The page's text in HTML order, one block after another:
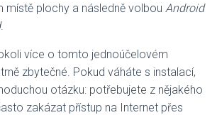
místě plochy a následně volbou Android
.
více o tomto jednoúčelovém
zbytečné. Pokud váháte s instalací,
otázku: potřebujete z nějakého
zakázat přístup na Internet přes